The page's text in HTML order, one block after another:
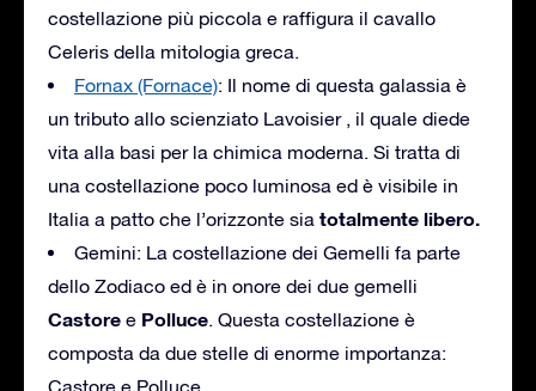
costellazione più piccola e raffigura il cavallo
Celeris della mitologia greca.
Fornax (Fornace): Il nome di questa galassia è
un tributo allo scienziato Lavoisier , il quale diede
vita alla basi per la chimica moderna. Si tratta di
una costellazione poco luminosa ed è visibile in
Italia a patto che l’orizzonte sia totalmente libero.
Gemini: La costellazione dei Gemelli fa parte
dello Zodiaco ed è in onore dei due gemelli
Castore e Polluce. Questa costellazione è
composta da due stelle di enorme importanza:
Castore e Polluce.